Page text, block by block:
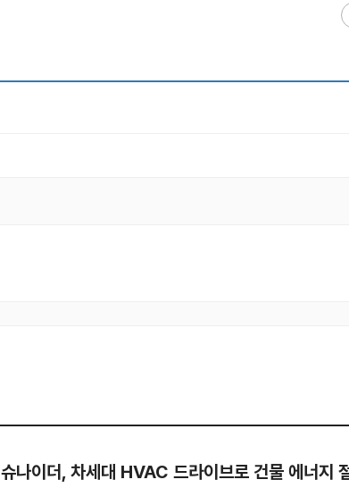
슈나이더, 차세대 HVAC 드라이브로 건물 에너지